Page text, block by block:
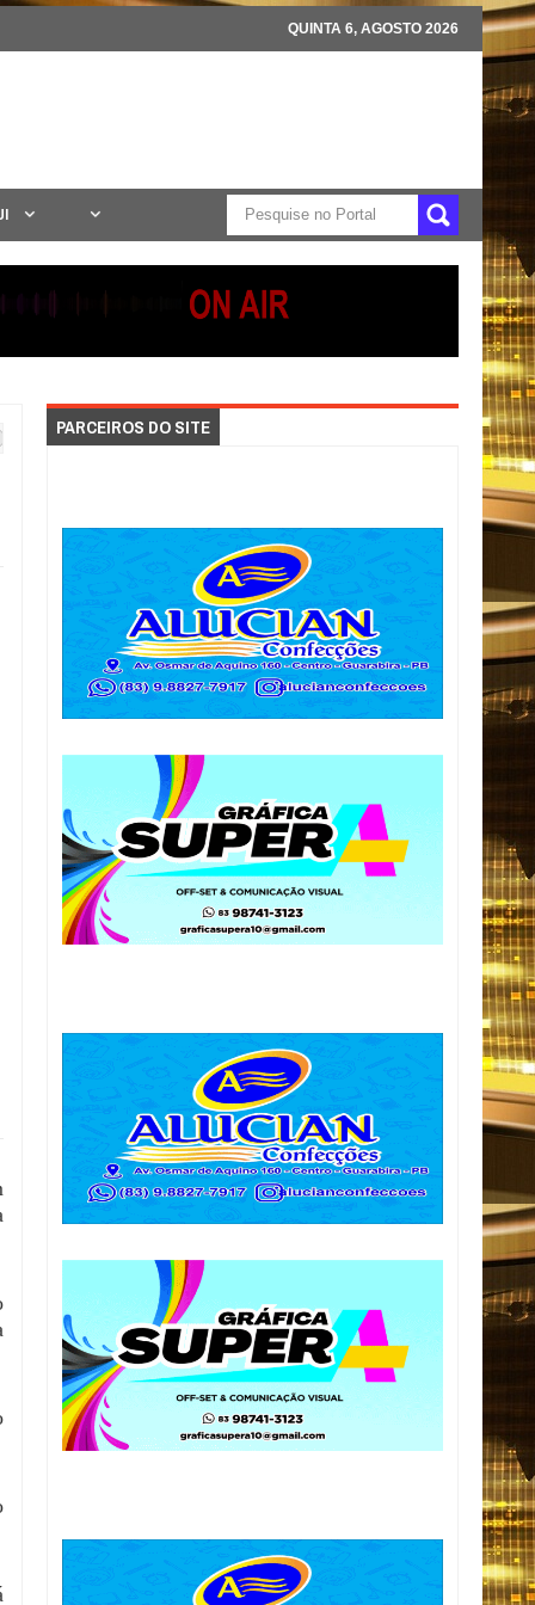
QUINTA 6, AGOSTO 2026
PARCEIROS DO SITE